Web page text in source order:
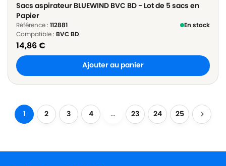
Sacs aspirateur BLUEWIND BVC BD - Lot de 5 sacs en
Papier
Référence : 112881
En stock
Compatible : BVC BD
14,86€
Ajouter au panier
1 2 3 4 … 23 24 25